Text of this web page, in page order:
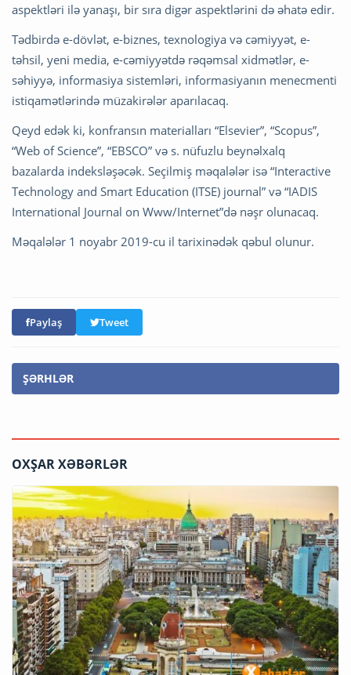
aspektləri ilə yanaşı, bir sıra digər aspektlərini də əhatə edir.
Tədbirdə e-dövlət, e-biznes, texnologiya və cəmiyyət, e-
təhsil, yeni media, e-cəmiyyətdə rəqəmsal xidmətlər, e-
səhiyyə, informasiya sistemləri, informasiyanın menecmenti
istiqamətlərində müzakirələr aparılacaq.
Qeyd edək ki, konfransın materialları “Elsevier”, “Scopus”,
“Web of Science”, “EBSCO” və s. nüfuzlu beynəlxalq
bazalarda indeksləşəcək. Seçilmiş məqalələr isə “Interactive
Technology and Smart Education (ITSE) journal” və “IADIS
International Journal on Www/Internet”də nəşr olunacaq.
Məqalələr 1 noyabr 2019-cu il tarixinədək qəbul olunur.
Paylaş Tweet
ŞƏRHLƏR
OXŞAR XƏBƏRLƏR